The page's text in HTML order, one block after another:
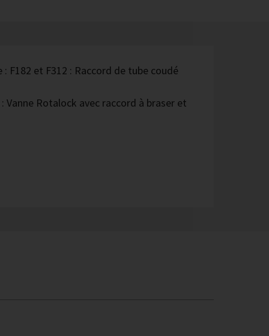
F182 et F312 : Raccord de tube coudé
Rotalock avec raccord à braser et